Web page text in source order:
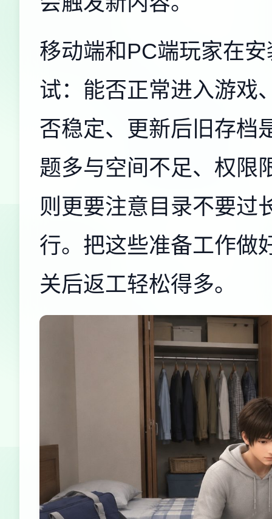
移动端和PC端玩家在
试：能否正常进入游戏
否稳定、更新后旧存档
题多与空间不足、权限
则更要注意目录不要过
行。把这些准备工作做
关后返工轻松得多。